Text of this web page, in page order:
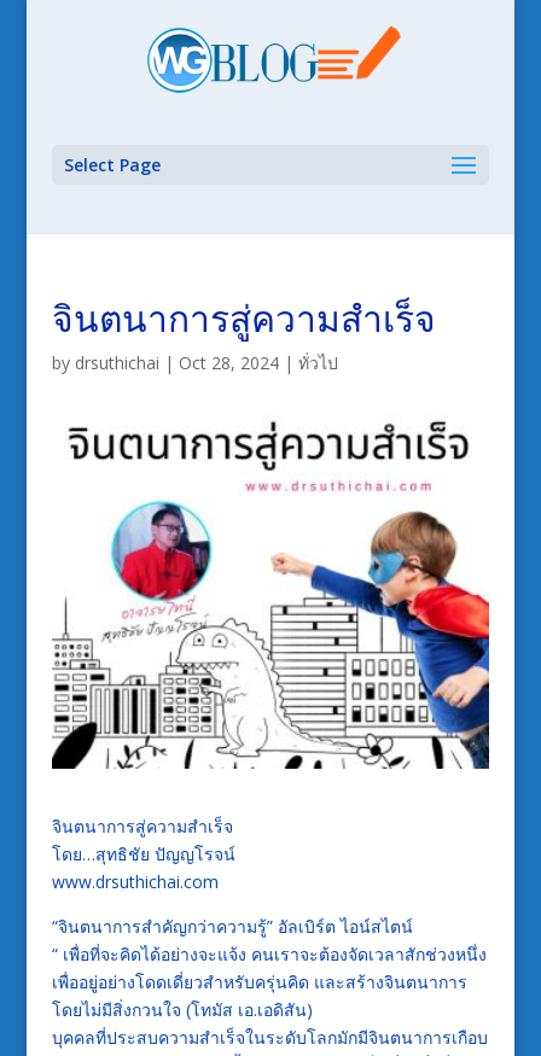
Select Page
จินตนาการสู่ความสำเร็จ
by drsuthichai | Oct 28, 2024| ทั่วไป
จินตนาการสู่ความสำเร็จ
โดย…สุทธิชัย ปัญญโรจน์
www.drsuthichai.com
“จินตนาการสำคัญกว่าความรู้” อัลเบิร์ต ไอน์สไตน์
“ เพื่อที่จะคิดได้อย่างจะแจ้ง คนเราจะต้องจัดเวลาสักช่วงหนึ่ง
เพื่ออยู่อย่างโดดเดี่ยวสำหรับครุ่นคิด และสร้างจินตนาการ
โดยไม่มีสิ่งกวนใจ (โทมัส เอ.เอดิสัน)
บุคคลที่ประสบความสำเร็จในระดับโลกมักมีจินตนาการเกือบ